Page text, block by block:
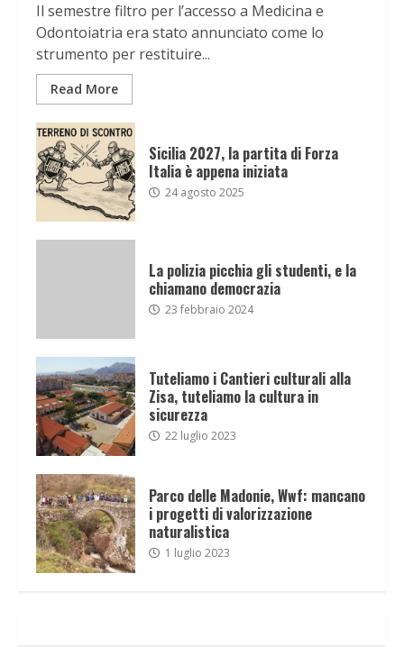
Il semestre filtro per l’accesso a Medicina e
Odontoiatria era stato annunciato come lo
strumento per restituire...
Read More
Sicilia 2027, la partita di Forza
Italia è appena iniziata
24 agosto 2025
La polizia picchia gli studenti, e la
chiamano democrazia
23 febbraio 2024
Tuteliamo i Cantieri culturali alla
Zisa, tuteliamo la cultura in
sicurezza
22 luglio 2023
Parco delle Madonie, Wwf: mancano
i progetti di valorizzazione
naturalistica
1 luglio 2023